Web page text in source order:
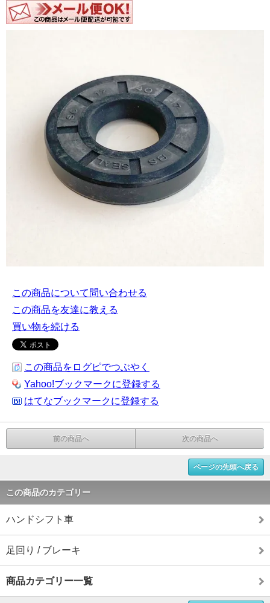
この商品について問い合わせる
この商品を友達に教える
買い物を続ける
この商品をログピでつぶやく
Yahoo!ブックマークに登録する
はてなブックマークに登録する
前の商品へ 次の商品へ
ページの先頭へ戻る
この商品のカテゴリー
ハンドシフト車
足回り / ブレーキ
商品カテゴリー一覧